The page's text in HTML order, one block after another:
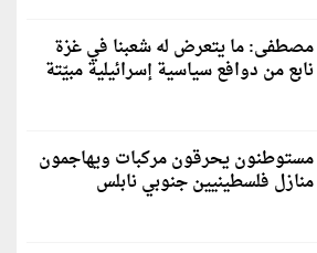
مصطفى: ما يتعرض له شعبنا في غزة
نابع من دوافع سياسية إسرائيلية مبيّتة
مستوطنون يحرقون مركبات ويهاجمون
منازل فلسطينيين جنوبي نابلس